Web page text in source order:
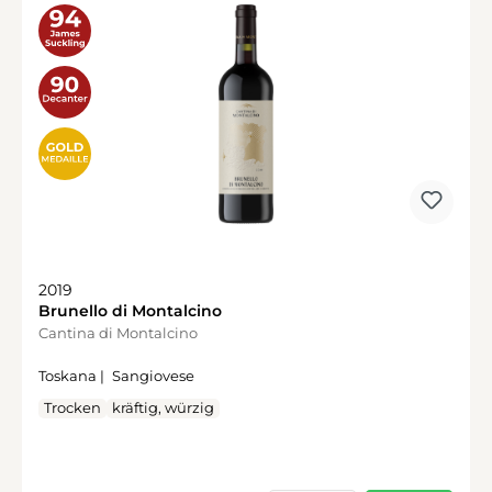
2019
Brunello di Montalcino
Cantina di Montalcino
Toskana | Sangiovese
Trocken
kräftig, würzig